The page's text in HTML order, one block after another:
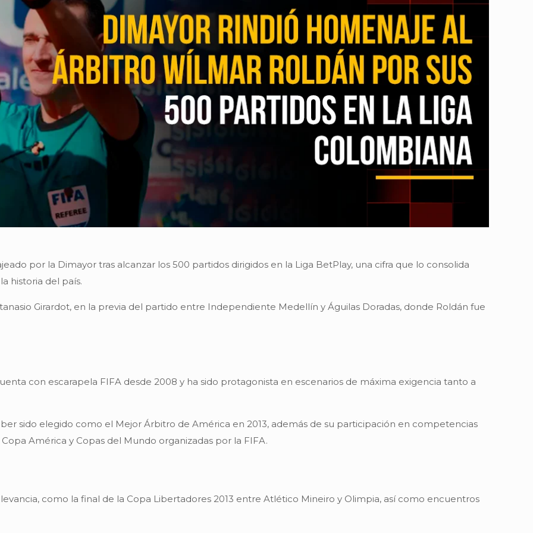
por la Dimayor tras alcanzar los 500 partidos dirigidos en la Liga BetPlay, una cifra que lo consolida
historia del país.
Girardot, en la previa del partido entre Independiente Medellín y Águilas Doradas, donde Roldán fue
con escarapela FIFA desde 2008 y ha sido protagonista en escenarios de máxima exigencia tanto a
sido elegido como el Mejor Árbitro de América en 2013, además de su participación en competencias
América y Copas del Mundo organizadas por la FIFA.
como la final de la Copa Libertadores 2013 entre Atlético Mineiro y Olimpia, así como encuentros